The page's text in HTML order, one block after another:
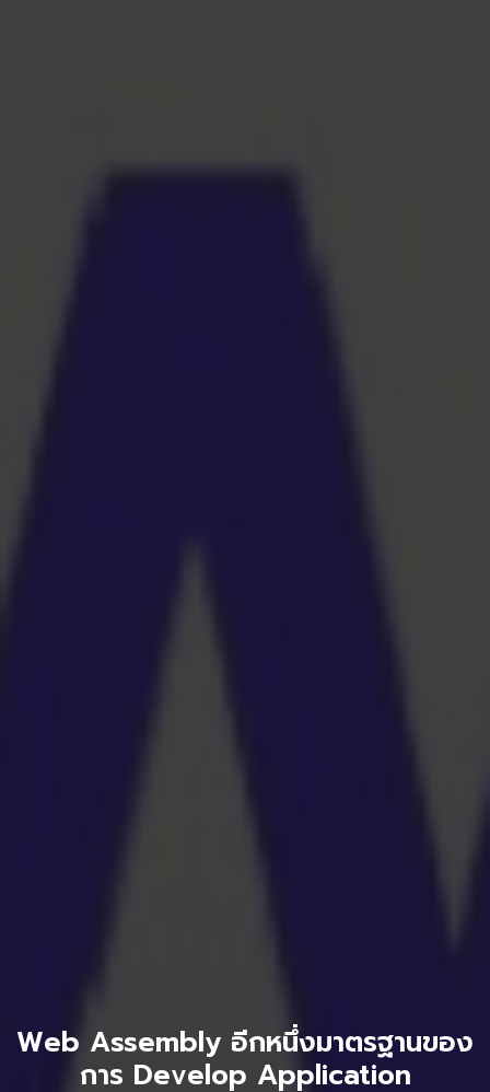
Web Assembly อีกหนึ่งมาตรฐานของ
การ Develop Application